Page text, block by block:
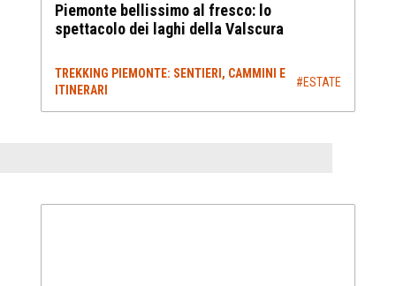
Piemonte bellissimo al fresco: lo
spettacolo dei laghi della Valscura
TREKKING PIEMONTE: SENTIERI, CAMMINI E
ITINERARI
#ESTATE